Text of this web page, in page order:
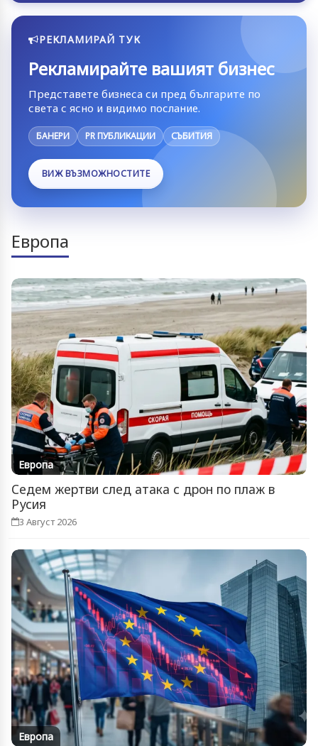
РЕКЛАМИРАЙ ТУК
Рекламирайте вашият бизнес
Представете бизнеса си пред българите по
света с ясно и видимо послание.
БАНЕРИ PR ПУБЛИКАЦИИ СЪБИТИЯ
ВИЖ ВЪЗМОЖНОСТИТЕ
Европа
Европа
Седем жертви след атака с дрон по плаж в
Русия
3 Август 2026
Европа